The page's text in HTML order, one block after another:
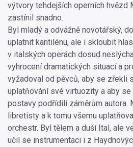
výtvory tehdejších operních hvězd
zastínil snadno.
Byl mladý a odvážně novotářský,
uplatnit kantilénu, ale i skloubit
v italských operách dosud
vyhrocení dramatických situací a
vyžadoval od pěvců, aby se zřekli
uplatňování své virtuozity a aby
postavy podřídili záměrům autora.
libretisty a k tomu všemu
orchestr. Byl tělem a duší Ital, ale
učil se instrumentaci i z